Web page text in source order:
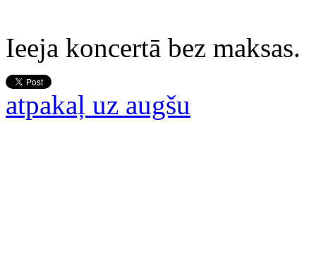
Ieeja koncertā bez maksas.
atpakaļ uz augšu